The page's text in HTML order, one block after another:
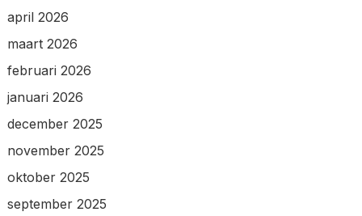
april 2026
maart 2026
februari 2026
januari 2026
december 2025
november 2025
oktober 2025
september 2025